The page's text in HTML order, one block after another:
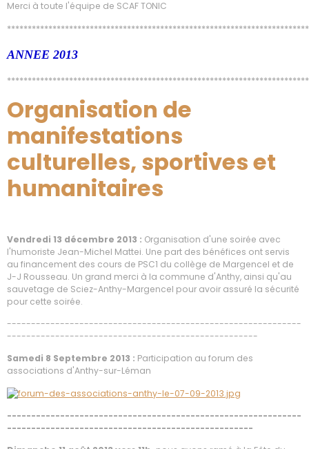
Merci à toute l'équipe de SCAF TONIC
ANNEE 2013
Organisation de
manifestations
culturelles, sportives et
humanitaires
Vendredi 13 décembre 2013 : Organisation d'une soirée avec
l'humoriste Jean-Michel Mattei. Une part des bénéfices ont servis
au financement des cours de PSC1 du collège de Margencel et de
J-J Rousseau. Un grand merci à la commune d'Anthy, ainsi qu'au
sauvetage de Sciez-Anthy-Margencel pour avoir assuré la sécurité
pour cette soirée.
-------------------------------------------------------------
----------------------------------------------------
Samedi 8 Septembre 2013 : Participation au forum des
associations d'Anthy-sur-Léman
-------------------------------------------------------------
---------------------------------------------------